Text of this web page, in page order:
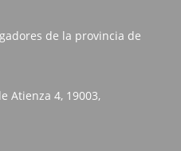
de la provincia de
Atienza 4, 19003,